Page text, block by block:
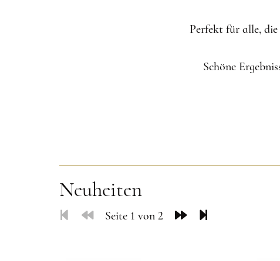
Perfekt für alle,
Schöne
Neuheiten
Seite 1 von 2